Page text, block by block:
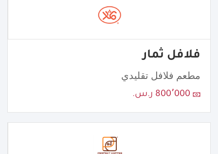
فلافل ثمار
مطعم فلافل تقليدي
800٬000 ر.س.